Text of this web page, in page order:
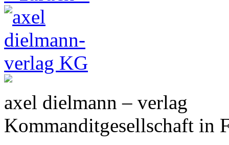
axel dielmann – verlag
Kommanditgesellschaft in